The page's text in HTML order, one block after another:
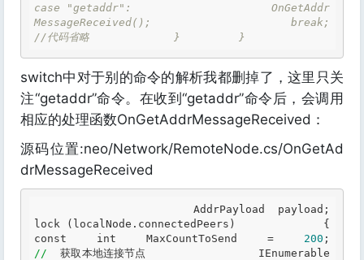
case "getaddr":                     OnGetAddr
MessageReceived();                     break;
//代码省略             }         }
switch中对于别的命令的解析我都删掉了，这里只关
注“getaddr”命令。在收到“getaddr”命令后，会调用
相应的处理函数OnGetAddrMessageReceived：
源码位置:neo/Network/RemoteNode.cs/OnGetAd
drMessageReceived
const int MaxCountToSend = 200
//
  获取本地连接节点                 IEnumerable